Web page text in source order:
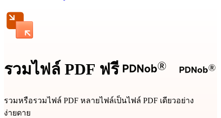
รวมไฟล์ PDF ฟรี
รวมหรือรวมไฟล์ PDF หลายไฟล์เป็นไฟล์ PDF เดียวอย่าง
ง่ายดาย